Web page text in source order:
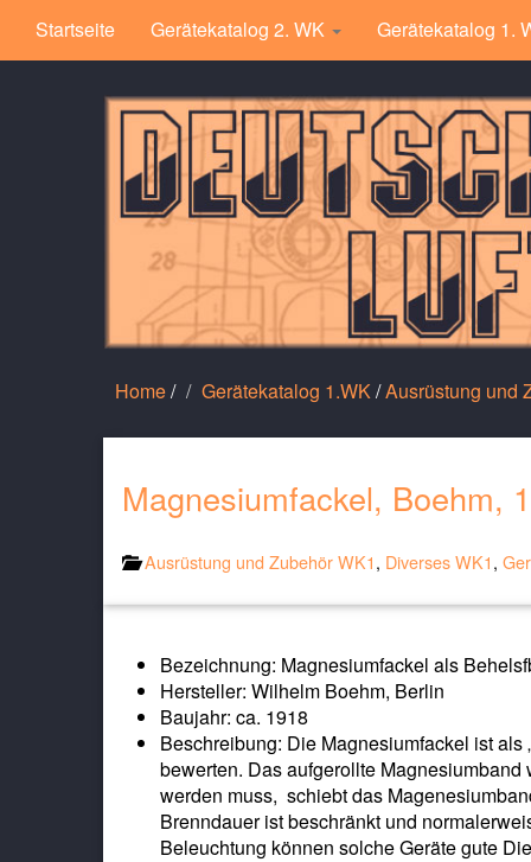
Startseite Gerätekatalog 2. WK Gerätekatalog 1.
Home/ Gerätekatalog 1.WK /Ausrüstung und
Magnesiumfackel, Boehm,
Ausrüstung und Zubehör WK1, Diverses WK1,
Bezeichnung: Magnesiumfackel als
Hersteller: Wilhelm Boehm, Berlin
Baujahr: ca. 1918
Beschreibung: Die Magnesiumfackel ist
bewerten. Das aufgerollte
werden muss, schiebt das
Brenndauer ist beschränkt und
Beleuchtung können solche Geräte gute